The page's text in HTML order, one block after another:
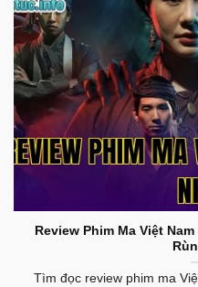
Review Phim Ma
Review Phim Ma Việt
Tìm đọc review phim ma